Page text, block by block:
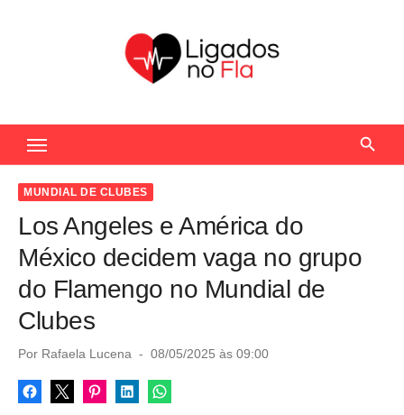
c
MUNDIAL DE CLUBES
Los Angeles e América do
México decidem vaga no grupo
do Flamengo no Mundial de
Clubes
Por Rafaela Lucena
P
s
t
08/05/2025 às 09:00